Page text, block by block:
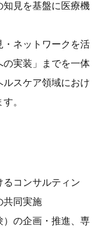
知見を基盤に医療機
ネットワークを活
実装」までを一体
スケア領域におけ
。
るコンサルティン
共同実施
）の企画・推進、専